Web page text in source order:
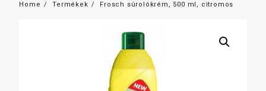
Home Termékek Frosch súrolókrém, 500 ml, citromos